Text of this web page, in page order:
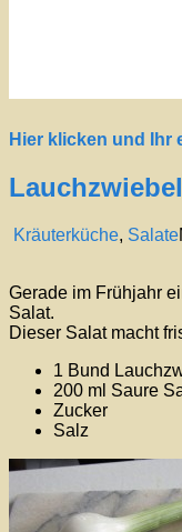
Hier klicken und Ihr
Kräuterküche, Salate
Gerade im Frühjahr
Salat.
Dieser Salat macht
1 Bund
200 ml Saure
Zucker
Salz